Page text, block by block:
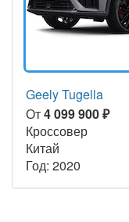
Geely Tugella
От4 099 900 ₽
Кроссовер
Китай
Год: 2020